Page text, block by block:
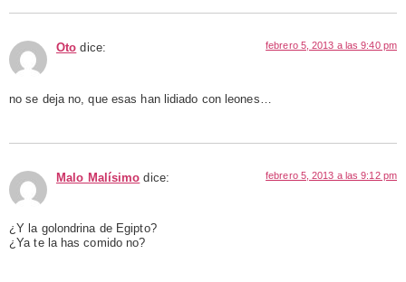
Oto dice: febrero 5, 2013 a las 9:40 pm
no se deja no, que esas han lidiado con leones…
Malo Malísimo dice: febrero 5, 2013 a las 9:12 pm
¿Y la golondrina de Egipto?
¿Ya te la has comido no?